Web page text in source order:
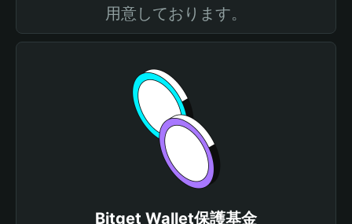
用意しております。
Bitget Wallet保護基金